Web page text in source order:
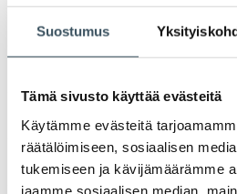
Suostumus
Tämä sivusto käyttää evästeitä
Käytämme evästeitä
räätälöimiseen, sosiaalisen
tukemiseen ja kävijämäärämme
jaamme sosiaalisen median,
2025
2022